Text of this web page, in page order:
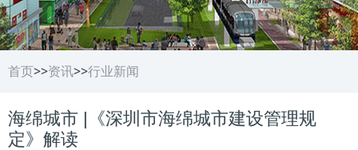
首页>>资讯>>行业新闻
海绵城市 |《深圳市海绵城市建设管理规
定》解读